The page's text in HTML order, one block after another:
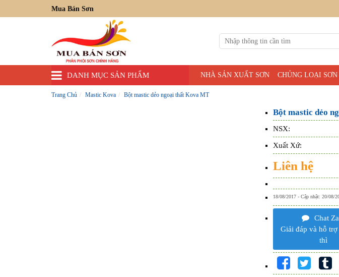
Mua Bán Sơn
DANH MỤC SẢN PHẨM NHÀ SẢN XUẤT SƠN CHỦNG LOẠI SƠN
Trang Chủ Mastic Kova Bột mastic dẻo ngoại thất Kova MT
Bột mastic dẻo
NSX:
Xuất Xứ:
Liên hệ
18/08/2017 - Cập nhật: 20/08/
Chat
Giải đáp và hỗ trợ
thì